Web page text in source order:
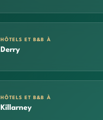
HÔTELS ET B&B À
Derry
HÔTELS ET B&B À
Killarney